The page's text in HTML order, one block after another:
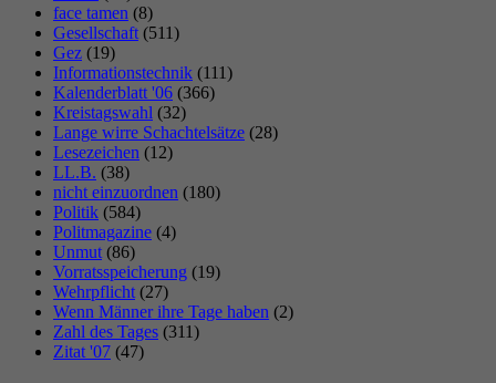
face tamen (8)
Gesellschaft (511)
Gez (19)
Informationstechnik (111)
Kalenderblatt '06 (366)
Kreistagswahl (32)
Lange wirre Schachtelsätze (28)
Lesezeichen (12)
LL.B. (38)
nicht einzuordnen (180)
Politik (584)
Politmagazine (4)
Unmut (86)
Vorratsspeicherung (19)
Wehrpflicht (27)
Wenn Männer ihre Tage haben (2)
Zahl des Tages (311)
Zitat '07 (47)